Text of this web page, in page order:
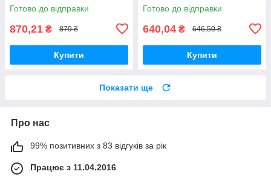
Готово до відправки
870,21 ₴ 879 ₴
Купити
Готово до відправки
640,04 ₴ 646,50 ₴
Купити
Показати ще
Про нас
99% позитивних з 83 відгуків за рік
Працює з 11.04.2016